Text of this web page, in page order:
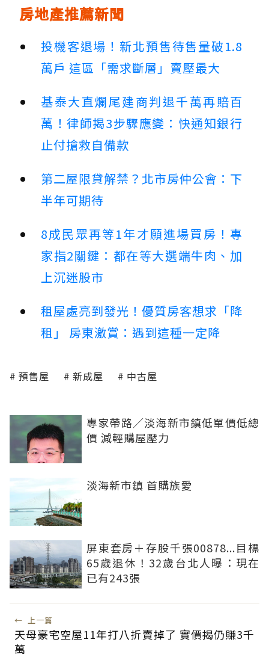
房地產推薦新聞
投機客退場！新北預售待售量破1.8
萬戶 這區「需求斷層」賣壓最大
基泰大直爛尾建商判退千萬再賠百
萬！律師揭3步驟應變：快通知銀行
止付搶救自備款
第二屋限貸解禁？北市房仲公會：下
半年可期待
8成民眾再等1年才願進場買房！專
家指2關鍵：都在等大選端牛肉、加
上沉迷股市
租屋處亮到發光！優質房客想求「降
租」 房東激賞：遇到這種一定降
預售屋 新成屋 中古屋
專家帶路／淡海新市鎮低單價低總
價 減輕購屋壓力
淡海新市鎮 首購族愛
屏東套房＋存股千張00878...目標
65歲退休！32歲台北人曝：現在
已有243張
← 上一篇
天母豪宅空屋11年打八折賣掉了 實價揭仍賺3千
萬